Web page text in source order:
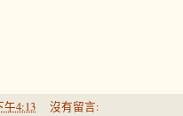
午4:13 沒有留言: